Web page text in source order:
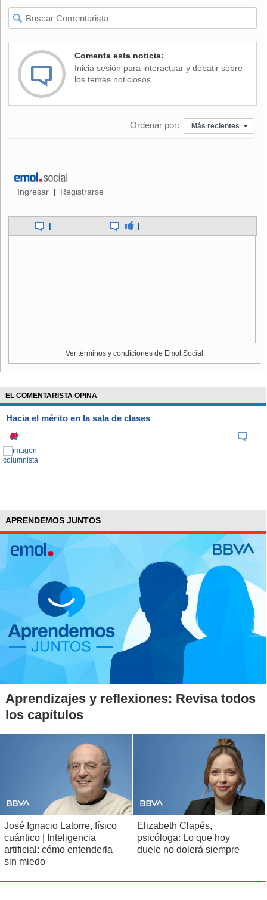
Comenta esta noticia:
Inicia sesión para interactuar y debatir sobre
los temas noticiosos.
Ordenar por: Más recientes
Ingresar Registrarse
Ver términos y condiciones de Emol Social
EL COMENTARISTA OPINA
Hacia el mérito en la sala de clases
APRENDEMOS JUNTOS
Aprendizajes y reflexiones: Revisa todos
los capítulos
José Ignacio Latorre, físico
cuántico | Inteligencia
artificial: cómo entenderla
sin miedo
Elizabeth Clapés,
psicóloga: Lo que hoy
duele no dolerá siempre